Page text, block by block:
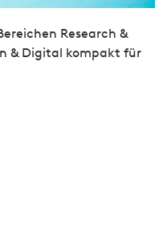
Research &
& Digital kompakt für